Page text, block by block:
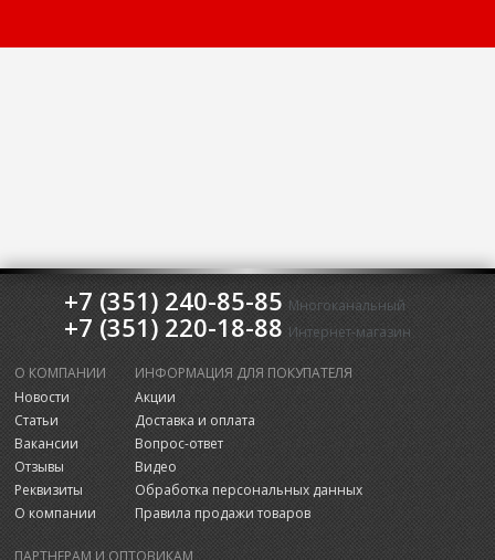
+7 (351) 240-85-85 Многоканальный
+7 (351) 220-18-88 Интернет-магазин
О КОМПАНИИ
Новости
Статьи
Вакансии
Отзывы
Реквизиты
О компании
ИНФОРМАЦИЯ ДЛЯ ПОКУПАТЕЛЯ
Акции
Доставка и оплата
Вопрос-ответ
Видео
Обработка персональных данных
Правила продажи товаров